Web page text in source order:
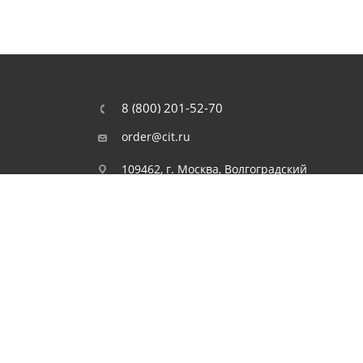
8 (800) 201-52-70
order@cit.ru
109462, г. Москва, Волгоградский